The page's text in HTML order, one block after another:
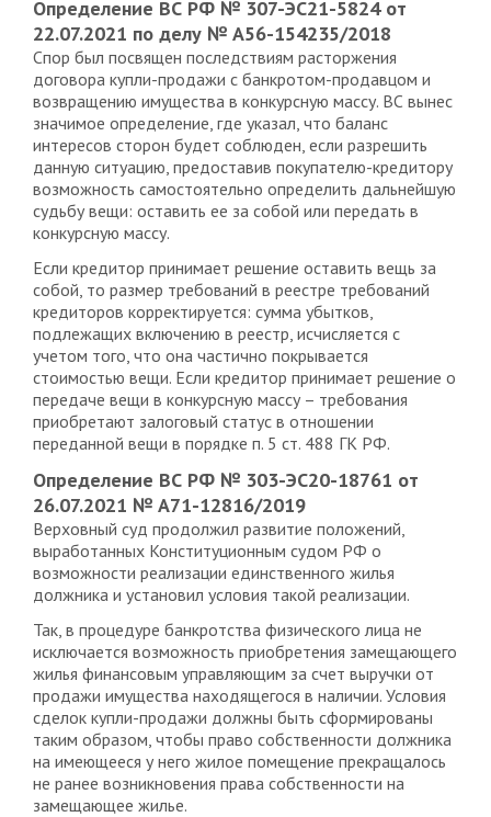
Определение ВС РФ № 307-ЭС21-5824 от
22.07.2021 по делу № А56-154235/2018
Спор был посвящен последствиям расторжения
договора купли-продажи с банкротом-продавцом и
возвращению имущества в конкурсную массу. ВС вынес
значимое определение, где указал, что баланс
интересов сторон будет соблюден, если разрешить
данную ситуацию, предоставив покупателю-кредитору
возможность самостоятельно определить дальнейшую
судьбу вещи: оставить ее за собой или передать в
конкурсную массу.
Если кредитор принимает решение оставить вещь за
собой, то размер требований в реестре требований
кредиторов корректируется: сумма убытков,
подлежащих включению в реестр, исчисляется с
учетом того, что она частично покрывается
стоимостью вещи. Если кредитор принимает решение о
передаче вещи в конкурсную массу – требования
приобретают залоговый статус в отношении
переданной вещи в порядке п. 5 ст. 488 ГК РФ.
Определение ВС РФ № 303-ЭС20-18761 от
26.07.2021 № А71-12816/2019
Верховный суд продолжил развитие положений,
выработанных Конституционным судом РФ о
возможности реализации единственного жилья
должника и установил условия такой реализации.
Так, в процедуре банкротства физического лица не
исключается возможность приобретения замещающего
жилья финансовым управляющим за счет выручки от
продажи имущества находящегося в наличии. Условия
сделок купли-продажи должны быть сформированы
таким образом, чтобы право собственности должника
на имеющееся у него жилое помещение прекращалось
не ранее возникновения права собственности на
замещающее жилье.